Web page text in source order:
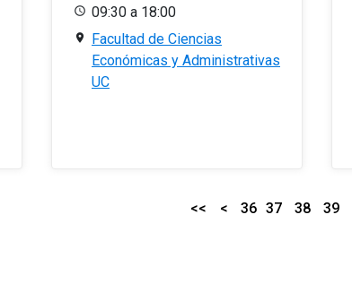
09:30 a 18:00
Facultad de Ciencias
Económicas y Administrativas
UC
<< < 36 37 38 39